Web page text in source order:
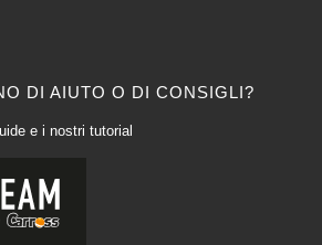
DI AIUTO O DI CONSIGLI?
e i nostri tutorial